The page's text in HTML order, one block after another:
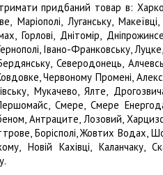
придбаний товар в:
Маріополі, Луганську,
Горлові, Днітомір,
Івано-Франковську,
Северодонець,
Червоному Промені,
Мукачево, Ялте,
Смере, Смере
Антраците, Лозовий,
Борісполі, Жовтих Водах,
Новій Кахівці,